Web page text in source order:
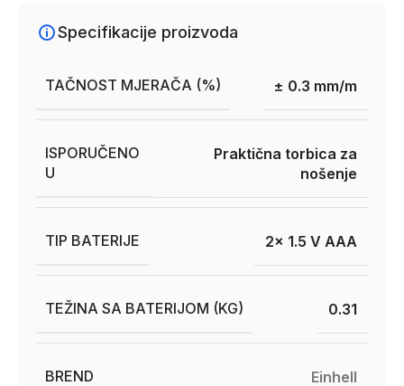
Specifikacije proizvoda
TAČNOST MJERAČA (%) ± 0.3 mm/m
ISPORUČENO
U
Praktična torbica za
nošenje
TIP BATERIJE 2x 1.5 V AAA
TEŽINA SA BATERIJOM (KG) 0.31
BREND Einhell